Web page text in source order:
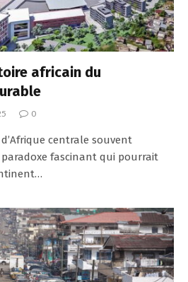
africain du
0
centrale souvent
fascinant qui pourrait